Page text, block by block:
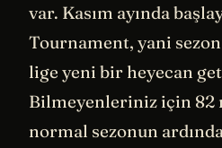
var. Kasım ayında
Tournament, yani
lige yeni bir heyecan
Bilmeyenleriniz için 82
normal sezonun